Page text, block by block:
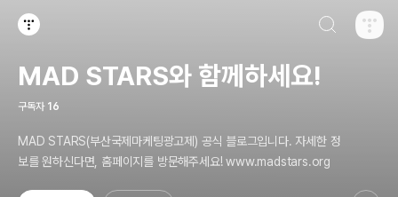
MAD STARS와 함께하세요!
구독자 16
MAD STARS(부산국제마케팅광고제) 공식 블로그입니다. 자세한 정
보를 원하신다면, 홈페이지를 방문해주세요! www.madstars.org